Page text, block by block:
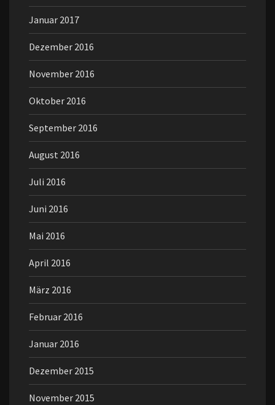
Januar 2017
Dezember 2016
November 2016
Oktober 2016
September 2016
August 2016
Juli 2016
Juni 2016
Mai 2016
April 2016
März 2016
Februar 2016
Januar 2016
Dezember 2015
November 2015